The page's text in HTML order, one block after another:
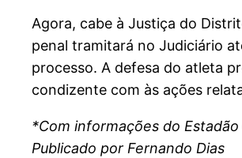
Agora, cabe à Justiça do
penal tramitará no Judiciário
processo. A defesa do atleta
condizente com às ações
*Com informações do
Publicado por Fernando Dias